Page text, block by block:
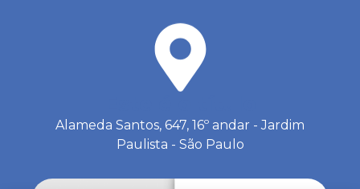
Alameda Santos, 647, 16º andar - Jardim
Paulista - São Paulo